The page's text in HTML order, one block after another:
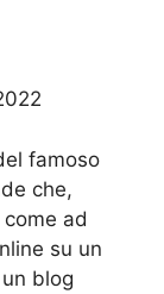
famoso
che,
ad
su un
blog